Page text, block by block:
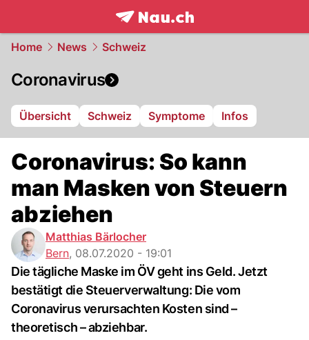
frontpage.NAU.ch
Home News Schweiz
Coronavirus
Übersicht Schweiz Symptome Infos
Coronavirus: So kann
man Masken von Steuern
abziehen
Matthias Bärlocher
Bern, 08.07.2020 - 19:01
Die tägliche Maske im ÖV geht ins Geld. Jetzt
bestätigt die Steuerverwaltung: Die vom
Coronavirus verursachten Kosten sind –
theoretisch – abziehbar.